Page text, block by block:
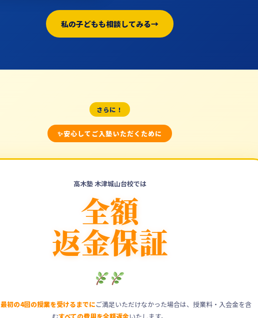
私の子どもも相談してみる
さらに！
安心してご入塾いただくために
高木塾 木津城山台校では
全額
返金保証
最初の4回の授業を受けるまでにご満足いただけなかった場合は、授業料・入会金を含